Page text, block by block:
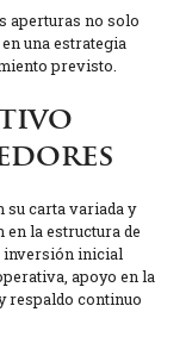
aperturas no solo
una estrategia
previsto.
su carta variada y
la estructura de
inversión inicial
apoyo en la
respaldo continuo